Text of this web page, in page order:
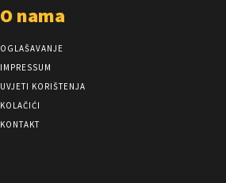
O nama
OGLAŠAVANJE
IMPRESSUM
UVJETI KORIŠTENJA
KOLAČIĆI
KONTAKT